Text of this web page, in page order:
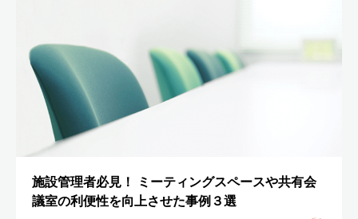
施設管理者必見！ ミーティングスペースや共有会
議室の利便性を向上させた事例３選